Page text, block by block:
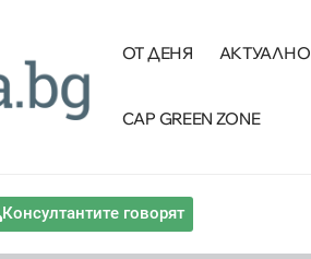
ОТ ДЕНЯ АКТУАЛНО
CAP GREEN ZONE
Консултантите говорят